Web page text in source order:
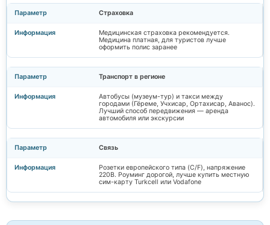
Страховка
Медицинская страховка рекомендуется.
Медицина платная, для туристов лучше
оформить полис заранее
Транспорт в регионе
Автобусы (музеум-тур) и такси между
городами (Гёреме, Учхисар, Ортахисар, Аванос).
Лучший способ передвижения — аренда
автомобиля или экскурсии
Связь
Розетки европейского типа (C/F), напряжение
220В. Роуминг дорогой, лучше купить местную
сим-карту Turkcell или Vodafone